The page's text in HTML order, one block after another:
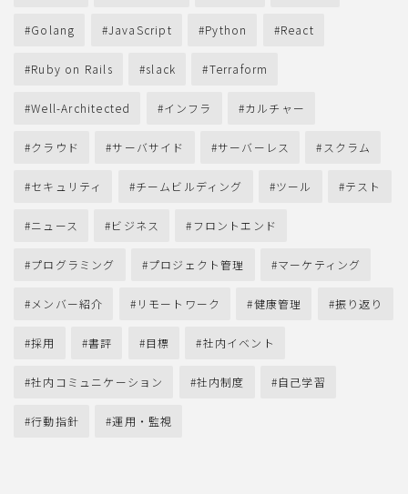
Golang JavaScript Python React
Ruby on Rails slack Terraform
Well-Architected インフラ カルチャー
クラウド サーバサイド サーバーレス スクラム
セキュリティ チームビルディング ツール テスト
ニュース ビジネス フロントエンド
プログラミング プロジェクト管理 マーケティング
メンバー紹介 リモートワーク 健康管理 振り返り
採用 書評 目標 社内イベント
社内コミュニケーション 社内制度 自己学習
行動指針 運用・監視